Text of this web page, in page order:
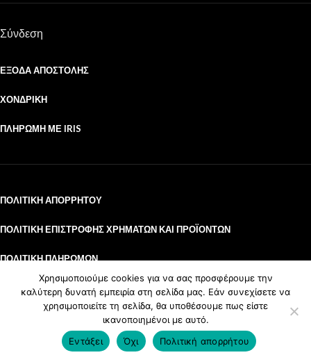
Σύνδεση
ΈΞΟΔΑ ΑΠΟΣΤΟΛΉΣ
ΧΟΝΔΡΙΚΉ
ΠΛΗΡΩΜΉ ΜΕ IRIS
ΠΟΛΙΤΙΚΉ ΑΠΟΡΡΉΤΟΥ
ΠΟΛΙΤΙΚΉ ΕΠΙΣΤΡΟΦΉΣ ΧΡΗΜΆΤΩΝ ΚΑΙ ΠΡΟΪΌΝΤΩΝ
ΠΟΛΙΤΙΚΉ ΠΛΗΡΩΜΏΝ
ΌΡΟΙ ΧΡΉΣΗΣ
ΌΡΟΙ ΧΡΉΣΗΣ KOVA LOYALTY CLUB
Επιθέματα αποφόρτισης
Adhesive felt pad kidney
shape L
€12.50
–
€33.50
SELECT
OPTIONS
Χρησιμοποιούμε cookies για να σας προσφέρουμε την
καλύτερη δυνατή εμπειρία στη σελίδα μας. Εάν συνεχίσετε να
χρησιμοποιείτε τη σελίδα, θα υποθέσουμε πως είστε
ικανοποιημένοι με αυτό.
Εντάξει
Όχι Πολιτική απορρήτου